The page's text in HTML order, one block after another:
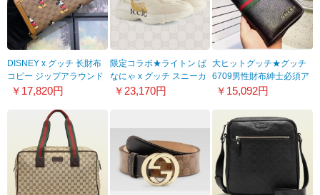
DISNEY x グッチ 长財布
コピー ジップアラウンド
ウォレット 602532
￥17,820円
限定コラボ★ライトン ば
なにゃ x グッチ スニーカ
ー コピー★すぐ届く！
￥23,170円
大ヒットグッチ★グッチ
6709男性財布紳士必須ア
イテム！魅力全開♪♪
￥15,092円